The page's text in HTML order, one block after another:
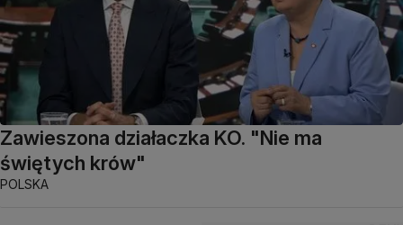
Zawieszona działaczka KO. "Nie ma
świętych krów"
POLSKA